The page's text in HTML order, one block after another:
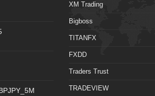
XM Trading
Bigboss
TITANFX
FXDD
Traders Trust
TRADEVIEW